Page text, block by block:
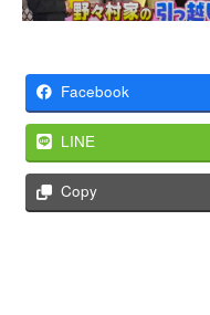
Facebook
LINE
Copy